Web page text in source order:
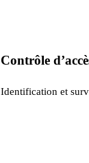
Contrôle
Identification et